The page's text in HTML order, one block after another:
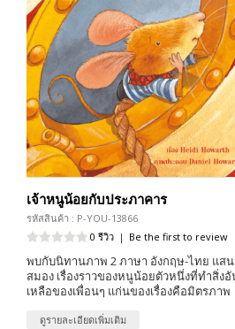
เจ้าหนูน้อยกับประภาคาร
รหัสสินค้า : P-YOU-13866
0 รีวิว | Be the first to review
พบกับนิทานภาพ 2 ภาษา อังกฤษ-ไทย แส
สมอง เรื่องราวของหนูน้อยตัวหนึ่งที่ทำสิ่ง
เหลือของเพื่อนๆ แก่นของเรื่องคือมิตรภาพ
ดูรายละเอียดเพิ่มเติม